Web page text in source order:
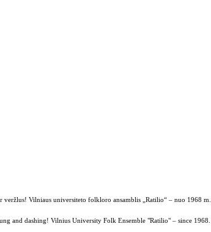
veržlus! Vilniaus universiteto folkloro ansamblis „Ratilio“ – nuo 1968 m.
and dashing! Vilnius University Folk Ensemble "Ratilio" – since 1968.